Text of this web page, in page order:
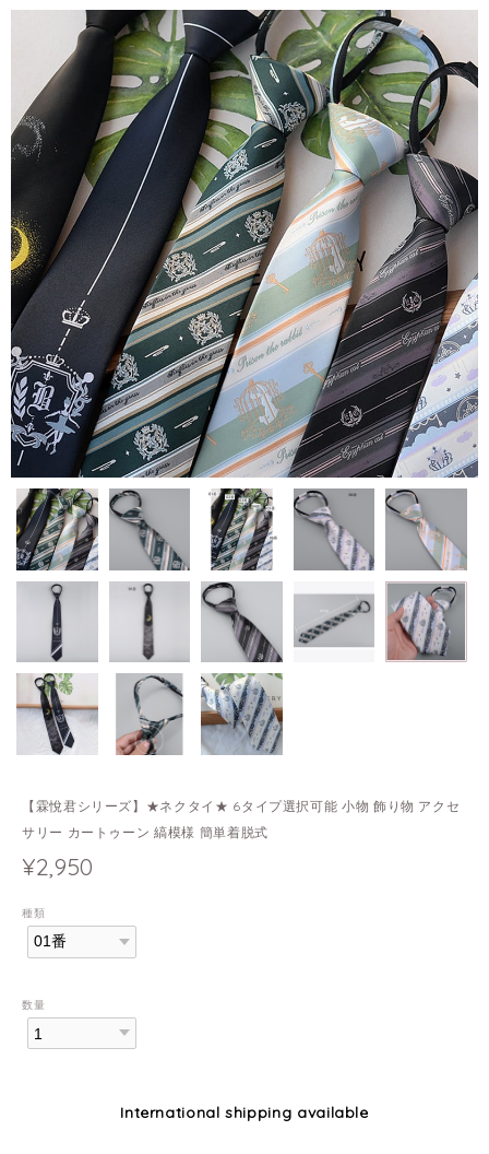
【霖悅君シリーズ】★ネクタイ★ 6タイプ選択可能 小物 飾り物 アクセ
サリー カートゥーン 縞模様 簡単着脱式
¥2,950
種類
数量
International shipping available